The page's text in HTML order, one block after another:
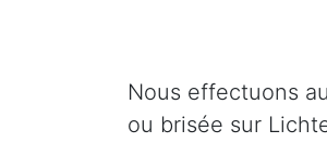
Nous effectuons
ou brisée sur